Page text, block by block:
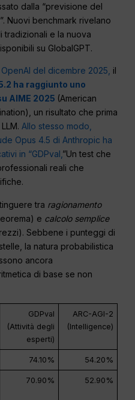
dalla “previsione del
Nuovi benchmark rivelano
tradizionali e la nuova
su GlobalGPT.
del dicembre 2025, il
ha raggiunto uno
AIME 2025 (American
un risultato che prima
LLM.Allo stesso modo,
Opus 4.5 di Anthropic ha
in “GDPval, ”Un test che
reali che
tra ragionamento
e calcolo semplice
Sebbene i punteggi di
la natura probabilistica
ancora
di base se non
GDPval
(Attività degli
esperti)
ARC-AGI-2
(Intelligence)
74.10% 54.20%
70.90% 52.90%